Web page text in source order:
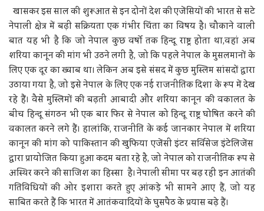
खासकर इस साल की शुरूआत से इन दोनों देश की एजेंसियों की भारत से सटे
नेपाली क्षेत्र में बढ़ी सक्रियता एक गंभीर चिंता का विषय है। चौकाने वाली
बात यह भी है कि जो नेपाल कुछ वर्षो तक हिन्दू राष्ट्र होता था,वहां अब
शरिया कानून की मांग भी उठने लगी है, जो कि पहले नेपाल के मुसलमानों के
लिए एक दूर का ख्वाब था। लेकिन अब इसे संसद में कुछ मुस्लिम सांसदों द्वारा
उठाया गया है, जो इसे नेपाल के लिए एक नई राजनीतिक दिशा के रूप में देख
रहे हैं। वैसे मुस्लिमों की बढ़ती आबादी और शरिया कानून की वकालत के
बीच हिन्दू संगठन भी एक बार फिर से नेपाल को हिन्दू राष्ट्र घोषित करने की
वकालत करने लगे हैं। हालांकि, राजनीति के कई जानकार नेपाल में शरिया
कानून की मांग को पाकिस्तान की खुफिया एजेंसी इंटर सर्विसेज इंटेलिजेंस
द्वारा प्रायोजित किया हुआ कदम बता रहे है, जो नेपाल को राजनीतिक रूप से
अस्थिर करने की साजिश का हिस्सा है। नेपाली सीमा पर बढ़ रही इन आतंकी
गतिविधियों की ओर इशारा करते हुए आंकड़े भी सामने आए हैं, जो यह
साबित करते हैं कि भारत में आतंकवादियों के घुसपैठ के प्रयास बढ़े हैं।